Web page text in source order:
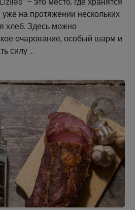
на протяжении нескольких
хлеб. Здесь можно
очарование, особый шарм и
силу …